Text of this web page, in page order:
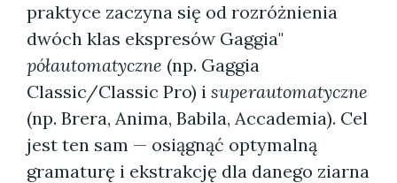
praktyce zaczyna się od rozróżnienia
dwóch klas ekspresów Gaggia"
półautomatyczne (np. Gaggia
Classic/Classic Pro) i superautomatyczne
(np. Brera, Anima, Babila, Accademia). Cel
jest ten sam — osiągnąć optymalną
gramaturę i ekstrakcję dla danego ziarna